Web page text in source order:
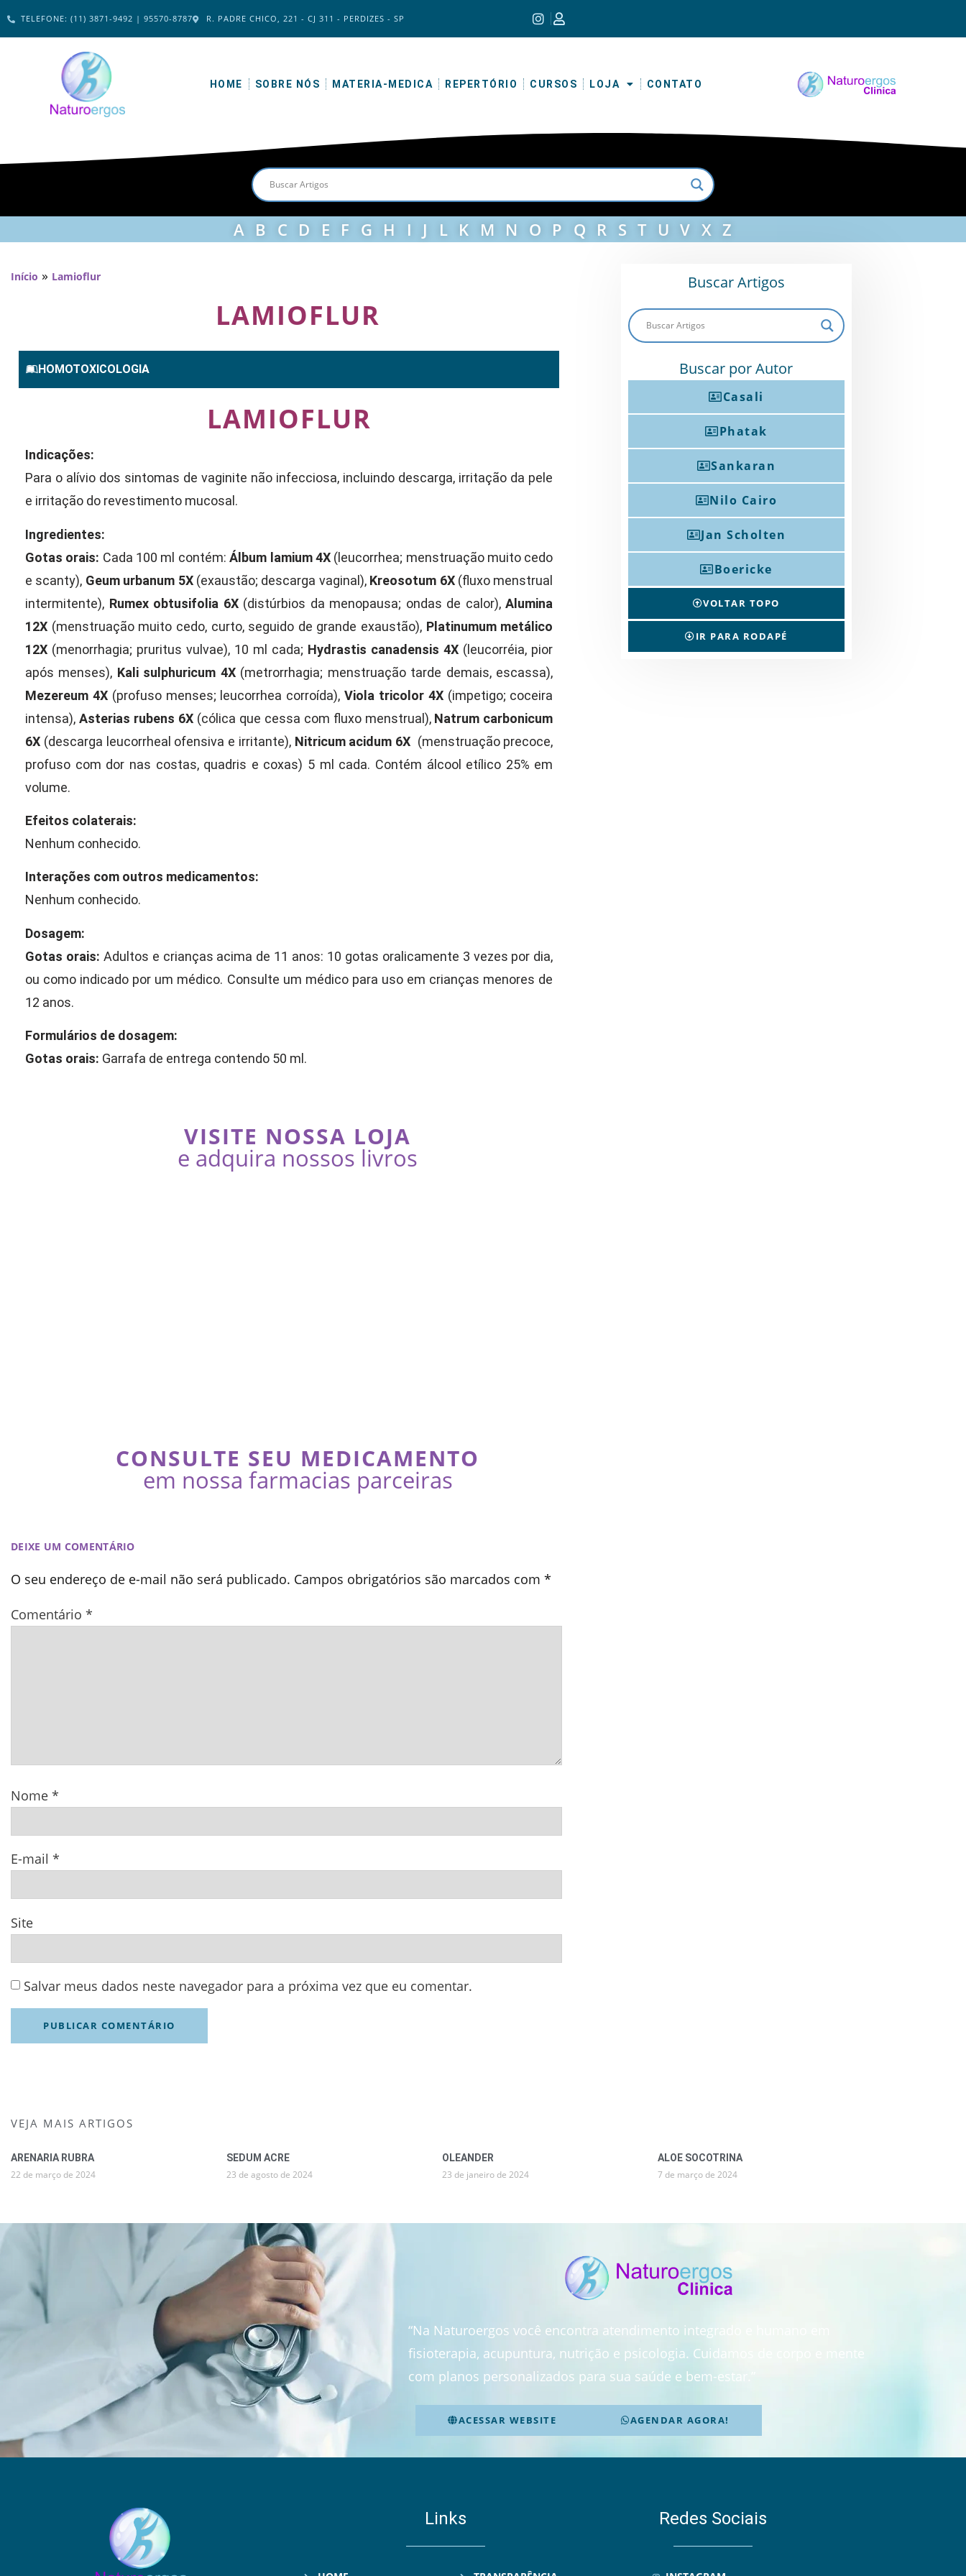
TELEFONE: (11) 3871-9492 | 95570-8787 R. PADRE CHICO, 221 - CJ 311 - PERDIZES - SP
HOME SOBRE NÓS MATERIA-MEDICA REPERTÓRIO CURSOS LOJA CONTATO
A B C D E F G H I J L K M N O P Q R S T U V X Z
Início » Lamioflur
LAMIOFLUR
HOMOTOXICOLOGIA
LAMIOFLUR
Indicações:
Para o alívio dos sintomas de vaginite não infecciosa, incluindo descarga, irritação da pele
e irritação do revestimento mucosal.
Ingredientes:
Gotas orais: Cada 100 ml contém:Álbum lamium 4X (leucorrhea; menstruação muito cedo
e scanty), Geum urbanum 5X (exaustão; descarga vaginal), Kreosotum 6X (fluxo menstrual
intermitente), Rumex obtusifolia 6X (distúrbios da menopausa; ondas de calor),Alumina
12X (menstruação muito cedo, curto, seguido de grande exaustão), Platinumum metálico
12X (menorrhagia; pruritus vulvae), 10 ml cada; Hydrastis canadensis 4X (leucorréia, pior
após menses), Kali sulphuricum 4X (metrorrhagia; menstruação tarde demais, escassa),
Mezereum 4X (profuso menses; leucorrhea corroída),Viola tricolor 4X (impetigo; coceira
intensa), Asterias rubens 6X (cólica que cessa com fluxo menstrual), Natrum carbonicum
6X (descarga leucorrheal ofensiva e irritante), Nitricum acidum 6X (menstruação precoce,
profuso com dor nas costas, quadris e coxas) 5 ml cada. Contém álcool etílico 25% em
volume.
Efeitos colaterais:
Nenhum conhecido.
Interações com outros medicamentos:
Nenhum conhecido.
Dosagem:
Gotas orais: Adultos e crianças acima de 11 anos: 10 gotas oralicamente 3 vezes por dia,
ou como indicado por um médico. Consulte um médico para uso em crianças menores de
12 anos.
Formulários de dosagem:
Gotas orais: Garrafa de entrega contendo 50 ml.
VISITE NOSSA LOJA
e adquira nossos livros
CONSULTE SEU MEDICAMENTO
em nossa farmacias parceiras
DEIXE UM COMENTÁRIO
O seu endereço de e-mail não será publicado. Campos obrigatórios são marcados com *
Comentário *
Nome *
E-mail *
Site
Salvar meus dados neste navegador para a próxima vez que eu comentar.
Buscar Artigos
Buscar por Autor
Casali
Phatak
Sankaran
Nilo Cairo
Jan Scholten
Boericke
VOLTAR TOPO
IR PARA RODAPÉ
VEJA MAIS ARTIGOS
ARENARIA RUBRA
22 de março de 2024
SEDUM ACRE
23 de agosto de 2024
OLEANDER
23 de janeiro de 2024
ALOE SOCOTRINA
7 de março de 2024
“Na Naturoergos você encontra atendimento integrado e humano em
fisioterapia, acupuntura, nutrição e psicologia. Cuidamos de corpo e mente
com planos personalizados para sua saúde e bem-estar.”
ACESSAR WEBSITE AGENDAR AGORA!
Links Redes Sociais